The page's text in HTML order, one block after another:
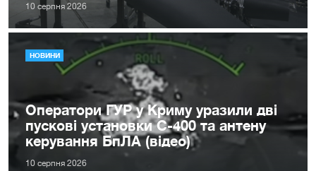
10 серпня 2026
НОВИНИ
Оператори ГУР у Криму уразили дві
пускові установки С-400 та антену
керування БпЛА (відео)
10 серпня 2026